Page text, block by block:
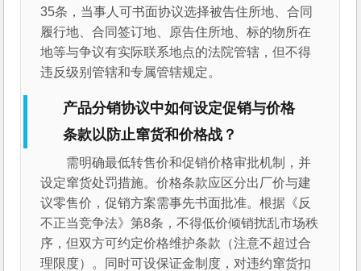
35条，当事人可书面协议选择被告住所地、合同
履行地、合同签订地、原告住所地、标的物所在
地等与争议有实际联系地点的法院管辖，但不得
违反级别管辖和专属管辖规定。
产品分销协议中如何设定促销与价格
条款以防止窜货和价格战？
需明确最低转售价和促销价格审批机制，并
设定窜货处罚措施。价格条款应区分出厂价与建
议零售价，促销方案需事先书面批准。根据《反
不正当竞争法》第8条，不得低价倾销扰乱市场秩
序，但双方可约定价格维护条款（注意不超过合
理限度）。同时可设保证金制度，对违约窜货扣